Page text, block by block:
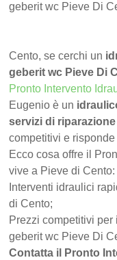
Cento, se cerchi un
geberit wc Pieve Di
Pronto Intervento
Eugenio è un
servizi di
competitivi e
Ecco cosa offre il
vive a Pieve di Cento:
Interventi idraulici
di Cento;
Prezzi competitivi
geberit wc Pieve Di
Contatta il Pronto